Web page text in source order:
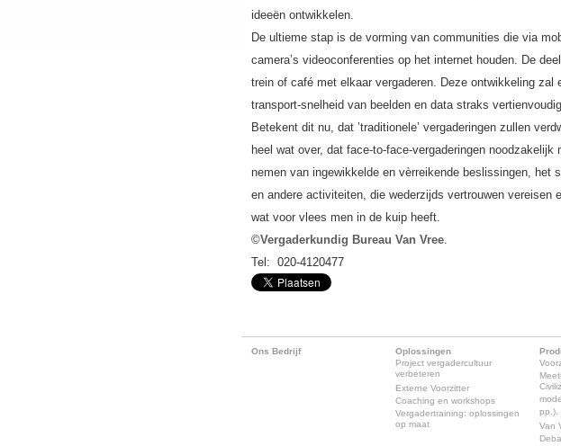
ideeën ontwikkelen.
De ultieme stap is de vorming van communities die via
camera’s videoconferenties op het internet houden. De
trein of café met elkaar vergaderen. Deze ontwikkeling zal
transport-snelheid van beelden en data straks
Betekent dit nu, dat ’traditionele’ vergaderingen zullen
heel wat over, dat face-to-face-vergaderingen
nemen van ingewikkelde en vèrreikende beslissingen, het
en andere activiteiten, die wederzijds vertrouwen vereisen
wat voor vlees men in de kuip heeft.
©Vergaderkundig Bureau Van Vree.
Tel: 020-4120477
Ons Bedrijf
Oplossingen
Project vergadercultuur
verbeteren
Externe Voorzitter
Coaching en workshops
Vergadertraining: oplossingen
op maat
pp.).
Van